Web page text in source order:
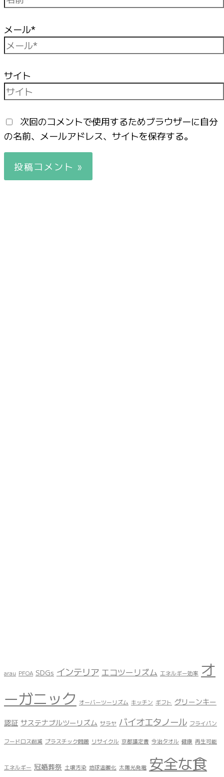
メール*
サイト
次回のコメントで使用するためブラウザーに自分
の名前、メールアドレス、サイトを保存する。
arau PFOA SDGs インテリア エコツーリズム エネルギー効率 オ
ーガニック オーバーツーリズム キッチン ギフト グリーンキー
認証 サステナブルツーリズム サラヤ バイオエタノール フライパン
フードロス削減 プラスチック問題 リサイクル 京都議定書 今治タオル 健康 再生可能
エネルギー 冠婚葬祭 土壌汚染 地球温暖化 太陽光発電 安全な食